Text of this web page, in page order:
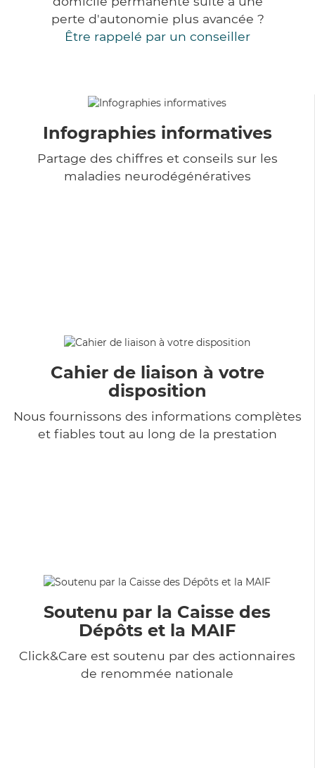
perte d'autonomie plus avancée ?
Être rappelé par un conseiller
Infographies informatives
Partage des chiffres et conseils sur les
maladies neurodégénératives
Cahier de liaison à votre
disposition
Nous fournissons des informations complètes
et fiables tout au long de la prestation
Soutenu par la Caisse des
Dépôts et la MAIF
Click&Care est soutenu par des actionnaires
de renommée nationale